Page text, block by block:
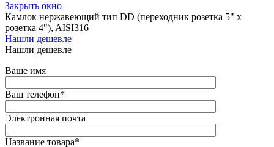
Закрыть окно
Камлок нержавеющий тип DD (переходник розетка 5" х
розетка 4"), AISI316
Нашли дешевле
Нашли дешевле
Ваше имя
Ваш телефон*
Электронная почта
Название товара*